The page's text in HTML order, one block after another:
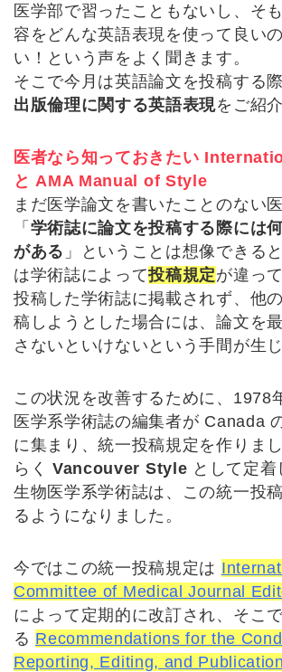
医学部で習ったこともないし、そ
容をどんな英語表現を使って良い
い！という声をよく聞きます。
そこで今月は英語論文を投稿する
出版倫理に関する英語表現をご紹
医者なら知っておきたい
と AMA Manual of Style
まだ医学論文を書いたことのない
「 学術誌に論文を投稿する際には
がある 」ということは想像できる
は学術誌によって投稿規定が違っ
投稿した学術誌に掲載されず、他
稿しようとした場合には、論文を
さないといけないという手間が生
この状況を改善するために、1978
医学系学術誌の編集者が Canada
に集まり、統一投稿規定を作りま
らくVancouver Style として定
生物医学系学術誌は、この統一投
るようになりました。
今ではこの統一投稿規定は
Committee of Medical Journal
によって定期的に改訂され、そこ
る Recommendations for the
Reporting, Editing, and